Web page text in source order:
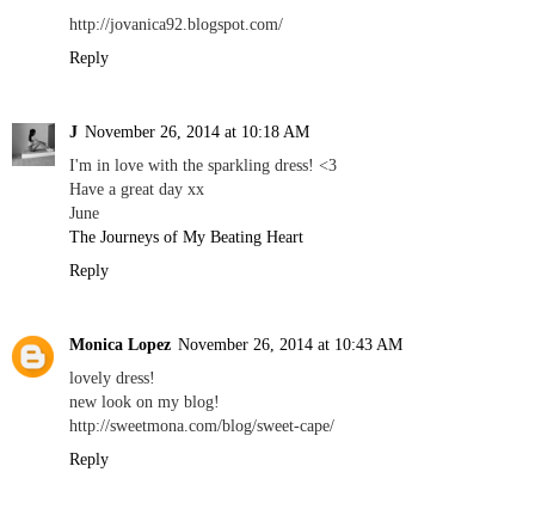
http://jovanica92.blogspot.com/
Reply
J November 26, 2014 at 10:18 AM
I'm in love with the sparkling dress! <3
Have a great day xx
June
The Journeys of My Beating Heart
Reply
Monica Lopez November 26, 2014 at 10:43 AM
lovely dress!
new look on my blog!
http://sweetmona.com/blog/sweet-cape/
Reply